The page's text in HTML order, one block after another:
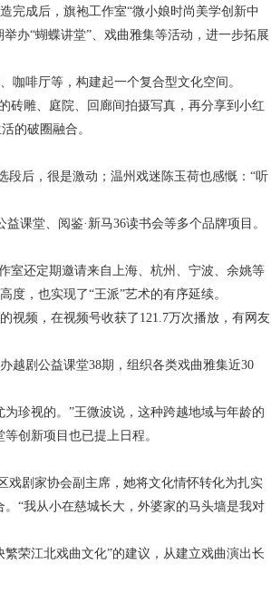
完成后，旗袍工作室“微小娘时尚美学创新中
办“蝴蝶讲堂”、戏曲雅集等活动，进一步拓展
咖啡厅等，构建起一个复合型文化空间。
砖雕、庭院、回廊间拍摄写真，再分享到小红
的破圈融合。
段后，很是激动；温州戏迷陈玉荷也感慨：“听
益课堂、阅鉴·新马36读书会等多个品牌项目。
室还定期邀请来自上海、杭州、宁波、余姚等
度，也实现了“王派”艺术的有序延续。
视频，在视频号收获了 121.7万次播放，有网友
越剧公益课堂38期，组织各类戏曲雅集近30
珍视的。”王微波说，这种跨越地域与年龄的
创新项目也已提上日程。
戏剧家协会副主席，她将文化情怀转化为扎实
“我从小在慈城长大，外婆家的马头墙是我对
荣江北戏曲文化”的建议，从建立戏曲演出长